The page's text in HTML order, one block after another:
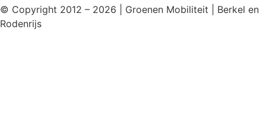
© Copyright 2012 – 2026 | Groenen Mobiliteit | Berkel en
Rodenrijs